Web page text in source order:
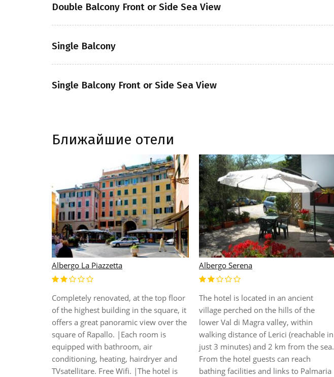
Double Balcony Front or Side Sea View
Single Balcony
Single Balcony Front or Side Sea View
Ближайшие отели
Albergo La Piazzetta
Completely renovated, at the top floor
of the highest building in the square, it
offers a great panoramic view over the
square of Rapallo. |Each room is
equipped with bathroom, air
conditioning, heating, hairdryer and
TVsatellitare. Free Wifi. |The hotel is
Albergo Serena
The hotel is located in an ancient
village perched on the hills of the
lower Val di Magra valley, within
walking distance of Lerici (reachable in
just 3 minutes) and 2 km from the sea.
From the hotel guests can reach
bathing facilities and links to Palmaria